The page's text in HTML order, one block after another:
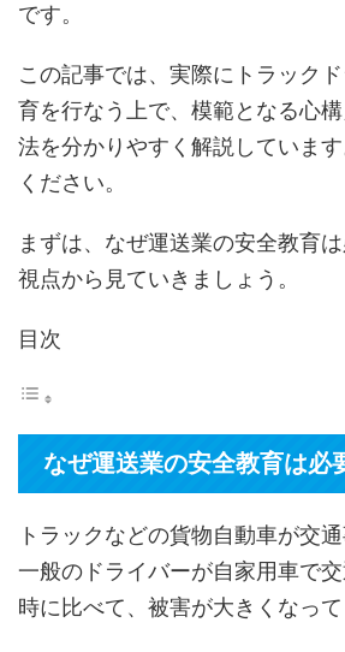
です。
この記事では、実際にトラック
育を行なう上で、模範となる心
法を分かりやすく解説していま
ください。
まずは、なぜ運送業の安全教育
視点から見ていきましょう。
目次
なぜ運送業の安全教育は必
トラックなどの貨物自動車が交通
一般のドライバーが自家用車で
時に比べて、被害が大きくなって